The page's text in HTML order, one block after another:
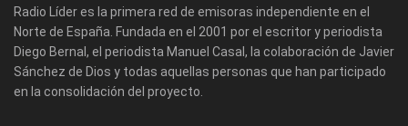
Radio Líder es la primera red de emisoras independiente en el
Norte de España. Fundada en el 2001 por el escritor y periodista
Diego Bernal, el periodista Manuel Casal, la colaboración de Javier
Sánchez de Dios y todas aquellas personas que han participado
en la consolidación del proyecto.